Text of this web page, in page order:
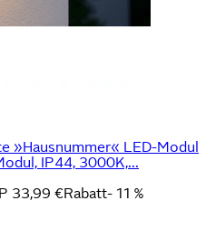
»Hausnummer« LED-Modul
IP44, 3000K,...
33,99 €Rabatt- 11 %